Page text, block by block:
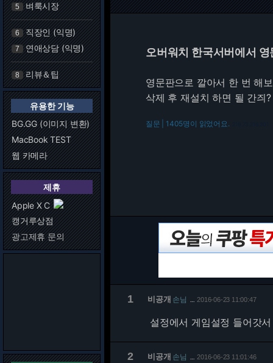
5 벼룩시장
6 직장인 (익명)
7 연애상담 (익명)
8 리뷰＆팁
유용한 기능
BG.GG (이미지 변환)
MacBook TEST
웹 카메라
제휴
Apple X C
캥거루상점
광고제휴 문의
오버워치 한국서버에서
영문판으로 깔아서 한 번 해
삭제 후 재설치 하면 될 간즤?
질문 | 1405명이 읽었어요.
1 비공개 손님 2016-06-23 11:00:47
설정에서 게임설정 들어갓
2 비공개 손님 2016-06-23 11:01:46